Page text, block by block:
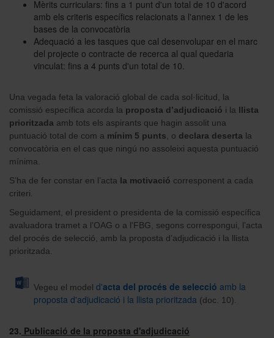
Mèrits curriculars: fins a 1 punt d'un total de 10 d'acord
amb els criteris específics relacionats a l'annex 1 de les
bases de la convocatòria
Adequació a les tasques que cal desenvolupar en el marc
del projecte o contracte de recerca al qual quedaria
vinculat: fins a 4 punts d'un total de 10.
Una vegada feta la valoració global de cada sol·licitud, la
comissió específica acorda la proposta d’adjudicació i la llista
prioritzada amb tots els aspirants que hagin assolit una
puntuació total de com a mínim 5 punts , o declara deserta la
convocatòria en el cas que ningú no assoleixi aquesta puntuació
mínima.
S’ha de fer constar en l’acta la motivació corresponent a cada
criteri.
Seguidament, el president o presidenta de la comissió específica
avaluadora tramet a l’OAG o a l'FBG, segons correspongui, l’acta
del procés de selecció, amb la proposta d’adjudicació i la llista
prioritzada.
Vegeu el model d'acta del procés de selecció amb la
proposta d'adjudicació i la llista prioritzada (doc. 10).
23. Publicació de la proposta d'adjudicació